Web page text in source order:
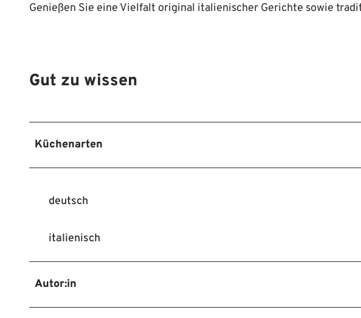
Genießen Sie eine Vielfalt original italienischer Gerichte sowie
Gut zu wissen
Küchenarten
deutsch
italienisch
Autor:in